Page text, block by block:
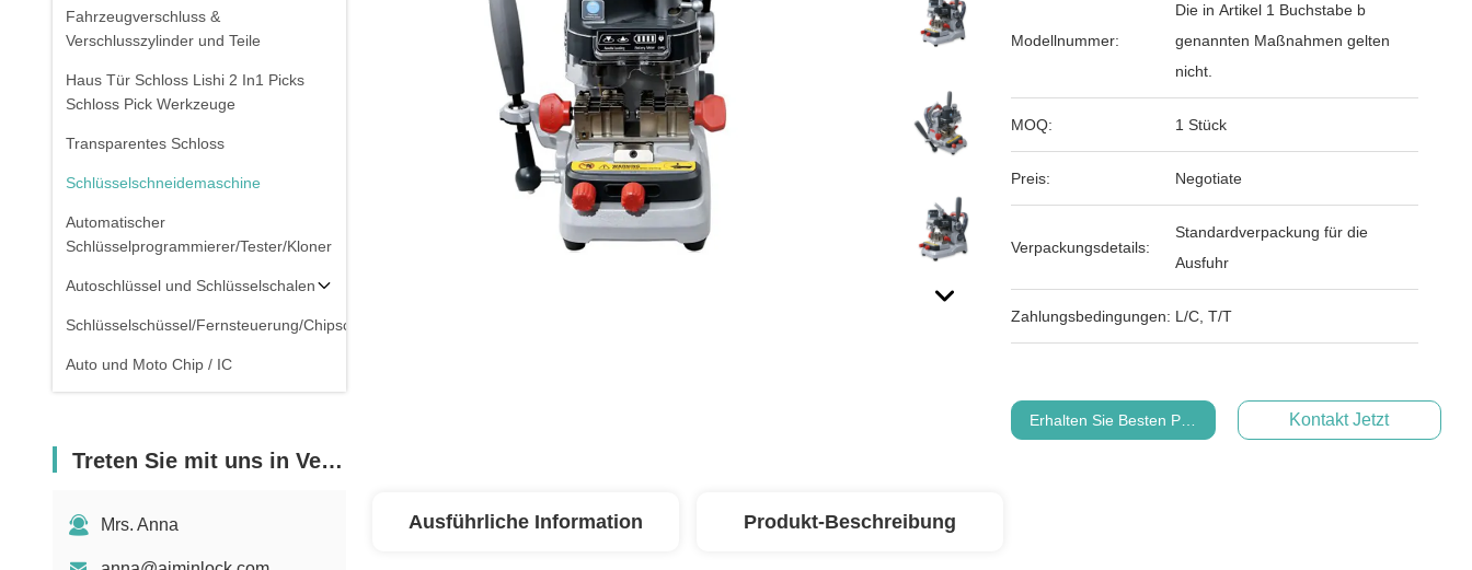
Fahrzeugverschluss &
Verschlusszylinder und Teile
Haus Tür Schloss Lishi 2 In1 Picks
Schloss Pick Werkzeuge
Transparentes Schloss
Schlüsselschneidemaschine
Automatischer
Schlüsselprogrammierer/Tester/Kloner
Autoschlüssel und Schlüsselschalen
Schlüsselschüssel/Fernsteuerung/Chipschlüssel
Auto und Moto Chip / IC
Treten Sie mit uns in Verbindung
Mrs. Anna
Modellnummer:
Die in Artikel 1 Buchstabe b
genannten Maßnahmen gelten
nicht.
MOQ: 1 Stück
Preis: Negotiate
Verpackungsdetails:
Standardverpackung für die
Ausfuhr
Zahlungsbedingungen: L/C, T/T
Erhalten Sie Besten Preis Kontakt Jetzt
Ausführliche Information Produkt-Beschreibung